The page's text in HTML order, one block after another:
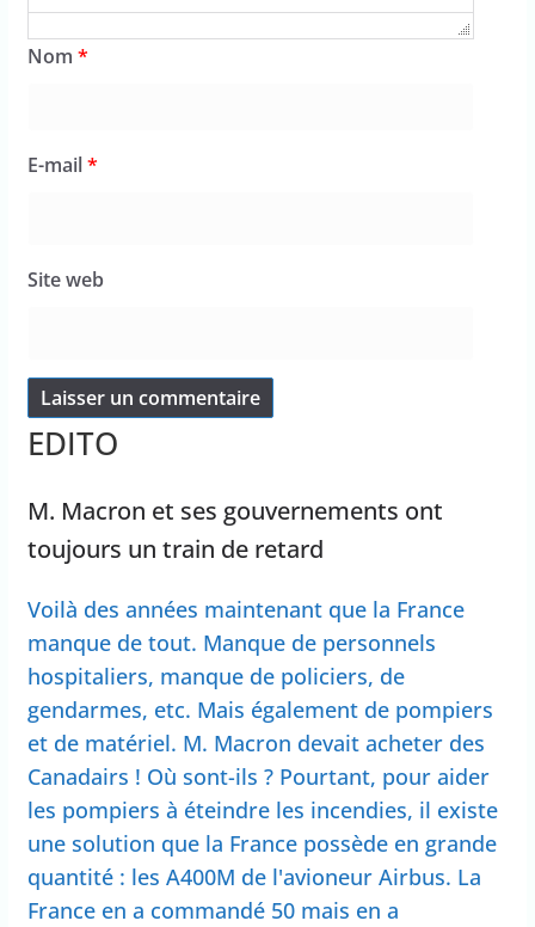
Nom *
E-mail*
Site web
EDITO
M. Macron et ses gouvernements ont
toujours un train de retard
Voilà des années maintenant que la France
manque de tout. Manque de personnels
hospitaliers, manque de policiers, de
gendarmes, etc. Mais également de pompiers
et de matériel. M. Macron devait acheter des
Canadairs ! Où sont-ils ? Pourtant, pour aider
les pompiers à éteindre les incendies, il existe
une solution que la France possède en grande
quantité : les A400M de l'avioneur Airbus. La
France en a commandé 50 mais en a